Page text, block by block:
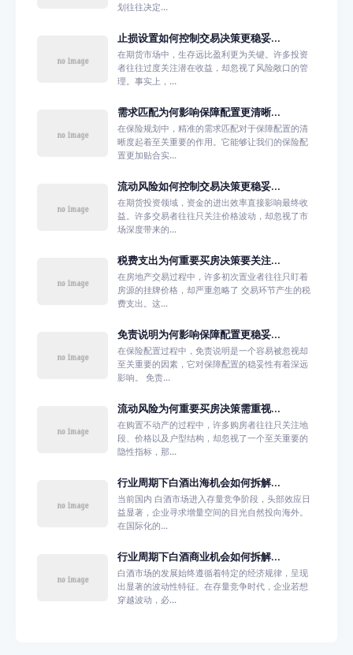
划往往决定...
止损设置如何控制交易决策更稳妥...
在期货市场中，生存远比盈利更为关键。许多投资
者往往过度关注潜在收益，却忽视了风险敞口的管
理。事实上，...
需求匹配为何影响保障配置更清晰...
在保险规划中，精准的需求匹配对于保障配置的清
晰度起着至关重要的作用。它能够让我们的保险配
置更加贴合实...
流动风险如何控制交易决策更稳妥...
在期货投资领域，资金的进出效率直接影响最终收
益。许多交易者往往只关注价格波动，却忽视了市
场深度带来的...
税费支出为何重要买房决策要关注...
在房地产交易过程中，许多初次置业者往往只盯着
房源的挂牌价格，却严重忽略了 交易环节产生的税
费支出。这...
免责说明为何影响保障配置更稳妥...
在保险配置过程中，免责说明是一个容易被忽视却
至关重要的因素，它对保障配置的稳妥性有着深远
影响。 免责...
流动风险为何重要买房决策需重视...
在购置不动产的过程中，许多购房者往往只关注地
段、价格以及户型结构，却忽视了一个至关重要的
隐性指标，那...
行业周期下白酒出海机会如何拆解...
当前国内 白酒市场进入存量竞争阶段，头部效应日
益显著，企业寻求增量空间的目光自然投向海外。
在国际化的...
行业周期下白酒商业机会如何拆解...
白酒市场的发展始终遵循着特定的经济规律，呈现
出显著的波动性特征。在存量竞争时代，企业若想
穿越波动，必...